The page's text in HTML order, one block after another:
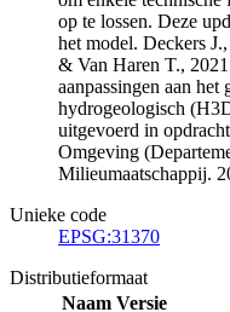
op te lossen. Deze
het model. Deckers
& Van Haren T.,
aanpassingen aan
hydrogeologisch
uitgevoerd in
Omgeving
Milieumaatschappij.
Unieke code
EPSG:31370
Distributieformaat
Naam Versie